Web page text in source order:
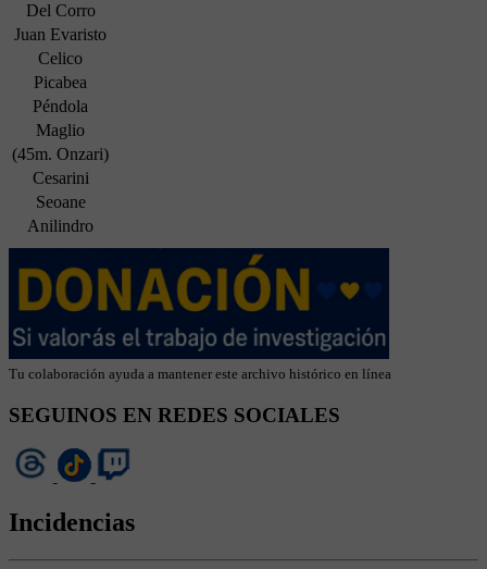
Del Corro
Juan Evaristo
Celico
Picabea
Péndola
Maglio
(45m. Onzari)
Cesarini
Seoane
Anilindro
Tu colaboración ayuda a mantener este archivo histórico en línea
SEGUINOS EN REDES SOCIALES
Incidencias